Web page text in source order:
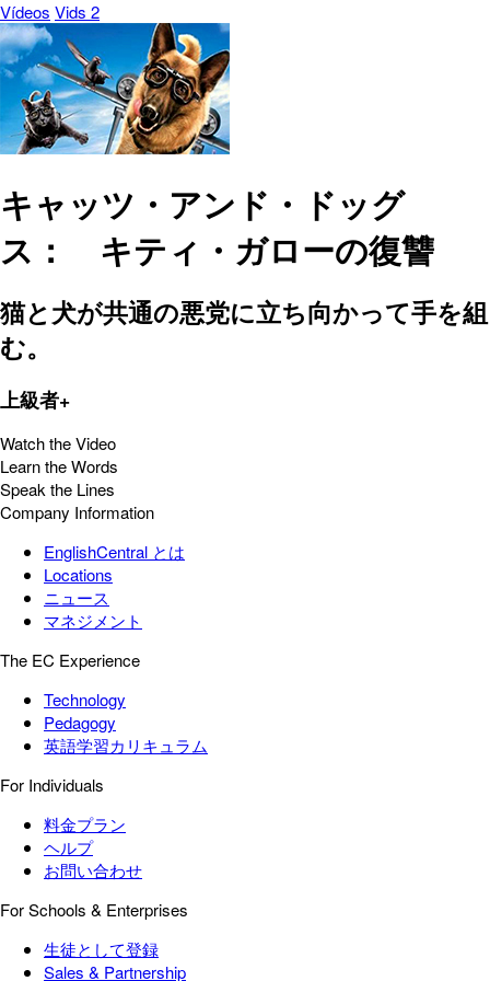
Vídeos Vids 2
キャッツ・アンド・ドッグ
ス： キティ・ガローの復讐
猫と犬が共通の悪党に立ち向かって手を組
む。
上級者+
Watch the Video
Learn the Words
Speak the Lines
Company Information
EnglishCentral とは
Locations
ニュース
マネジメント
The EC Experience
Technology
Pedagogy
英語学習カリキュラム
For Individuals
料金プラン
ヘルプ
お問い合わせ
For Schools & Enterprises
生徒として登録
Sales & Partnership